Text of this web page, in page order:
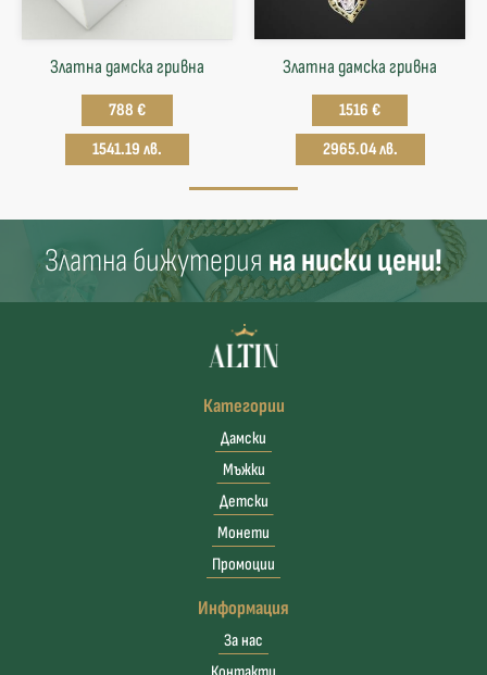
Златна дамска гривна
788 €
1541.19 лв.
Златна дамска гривна
1516 €
2965.04 лв.
Златна бижутерия на ниски цени!
Категории
Дамски
Мъжки
Детски
Монети
Промоции
Информация
За нас